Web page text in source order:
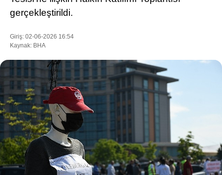
Facebook
Instagram
Youtube
EĞİTİM
gerçekleştirildi.
Giriş: 02-06-2026 16:54
Kaynak: BHA